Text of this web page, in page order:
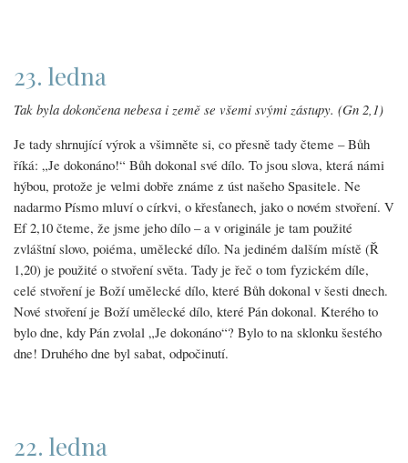
23. ledna
Tak byla dokončena nebesa i země se všemi svými zástupy. (Gn 2,1)
Je tady shrnující výrok a všimněte si, co přesně tady čteme – Bůh
říká: „Je dokonáno!“ Bůh dokonal své dílo. To jsou slova, která námi
hýbou, protože je velmi dobře známe z úst našeho Spasitele. Ne
nadarmo Písmo mluví o církvi, o křesťanech, jako o novém stvoření. V
Ef 2,10 čteme, že jsme jeho dílo – a v originále je tam použité
zvláštní slovo, poiéma, umělecké dílo. Na jediném dalším místě (Ř
1,20) je použité o stvoření světa. Tady je řeč o tom fyzickém díle,
celé stvoření je Boží umělecké dílo, které Bůh dokonal v šesti dnech.
Nové stvoření je Boží umělecké dílo, které Pán dokonal. Kterého to
bylo dne, kdy Pán zvolal „Je dokonáno“? Bylo to na sklonku šestého
dne! Druhého dne byl sabat, odpočinutí.
22. ledna